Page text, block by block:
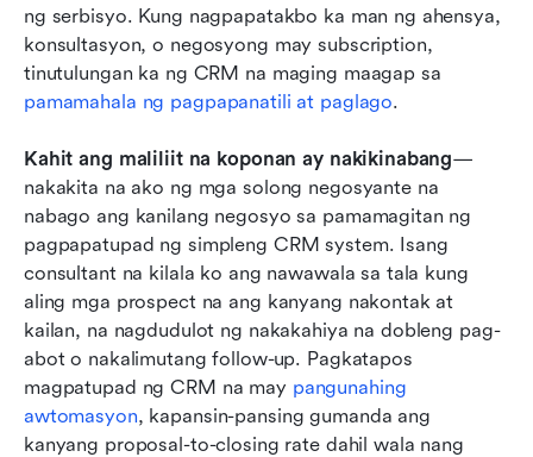
ng serbisyo. Kung nagpapatakbo ka man ng ahensya,
konsultasyon, o negosyong may subscription,
pamamahala ng pagpapanatili at paglago.
Kahit ang maliliit na koponan ay nakikinabang—
nakakita na ako ng mga solong negosyante na
nabago ang kanilang negosyo sa pamamagitan ng
pagpapatupad ng simpleng CRM system. Isang
consultant na kilala ko ang nawawala sa tala kung
aling mga prospect na ang kanyang nakontak at
kailan, na nagdudulot ng nakakahiya na dobleng pag-
abot o nakalimutang follow-up. Pagkatapos
magpatupad ng CRM na may pangunahing
awtomasyon, kapansin-pansing gumanda ang
kanyang proposal-to-closing rate dahil wala nang